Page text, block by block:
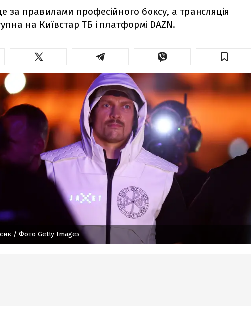
за правилами професійного боксу, а трансляція
на Київстар ТБ і платформі DAZN.
/ Фото Getty Images